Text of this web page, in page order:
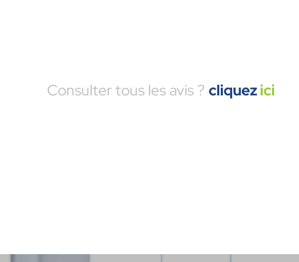
Consulter tous les avis ?cliquezici